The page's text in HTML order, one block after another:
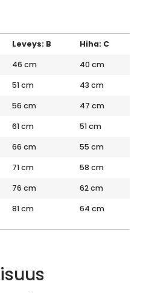
Leveys: B
Hiha: C
46 cm
40 cm
51 cm
43 cm
56 cm
47 cm
61 cm
51 cm
66 cm
55 cm
71 cm
58 cm
76 cm
62 cm
81 cm 64 cm